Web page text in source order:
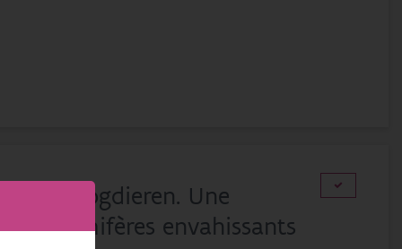
en zoogdieren. Une
mammifères envahissants